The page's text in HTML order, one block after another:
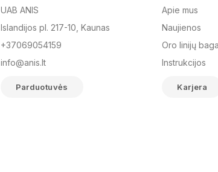
UAB ANIS
Islandijos pl. 217-10, Kaunas
+37069054159
info@anis.lt
Parduotuvės
Apie mus
Naujienos
Oro linijų
Instrukcijos
Karjera